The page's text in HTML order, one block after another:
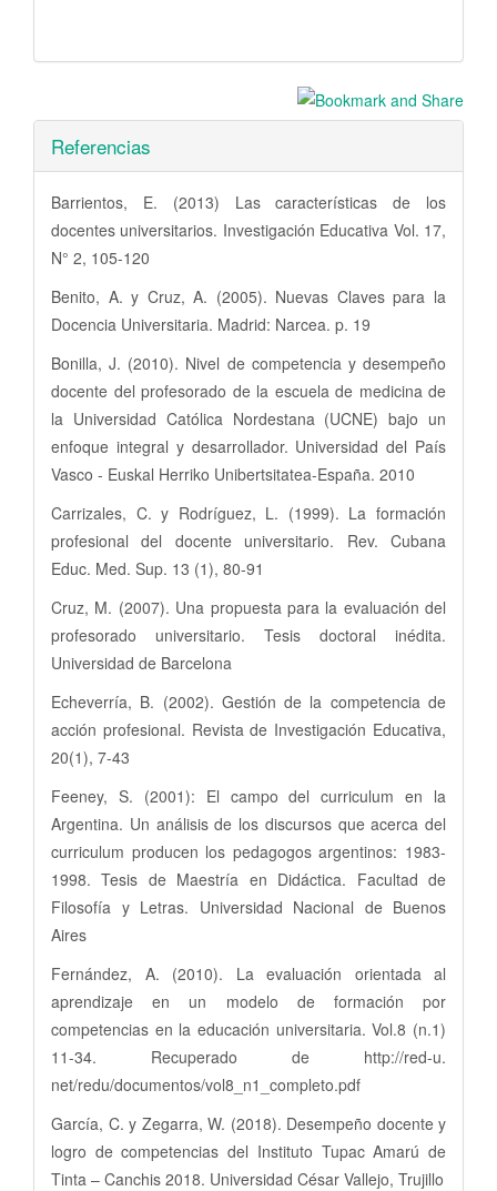
Referencias
Barrientos, E. (2013) Las características de los
docentes universitarios. Investigación Educativa Vol. 17,
N° 2, 105-120
Benito, A. y Cruz, A. (2005). Nuevas Claves para la
Docencia Universitaria. Madrid: Narcea. p. 19
Bonilla, J. (2010). Nivel de competencia y desempeño
docente del profesorado de la escuela de medicina de
la Universidad Católica Nordestana (UCNE) bajo un
enfoque integral y desarrollador. Universidad del País
Vasco - Euskal Herriko Unibertsitatea-España. 2010
Carrizales, C. y Rodríguez, L. (1999). La formación
profesional del docente universitario. Rev. Cubana
Educ. Med. Sup. 13 (1), 80-91
Cruz, M. (2007). Una propuesta para la evaluación del
profesorado universitario. Tesis doctoral inédita.
Universidad de Barcelona
Echeverría, B. (2002). Gestión de la competencia de
acción profesional. Revista de Investigación Educativa,
20(1), 7-43
Feeney, S. (2001): El campo del curriculum en la
Argentina. Un análisis de los discursos que acerca del
curriculum producen los pedagogos argentinos: 1983-
1998. Tesis de Maestría en Didáctica. Facultad de
Filosofía y Letras. Universidad Nacional de Buenos
Aires
Fernández, A. (2010). La evaluación orientada al
aprendizaje en un modelo de formación por
competencias en la educación universitaria. Vol.8 (n.1)
11-34. Recuperado de http://red-u.
net/redu/documentos/vol8_n1_completo.pdf
García, C. y Zegarra, W. (2018). Desempeño docente y
logro de competencias del Instituto Tupac Amarú de
Tinta – Canchis 2018. Universidad César Vallejo, Trujillo